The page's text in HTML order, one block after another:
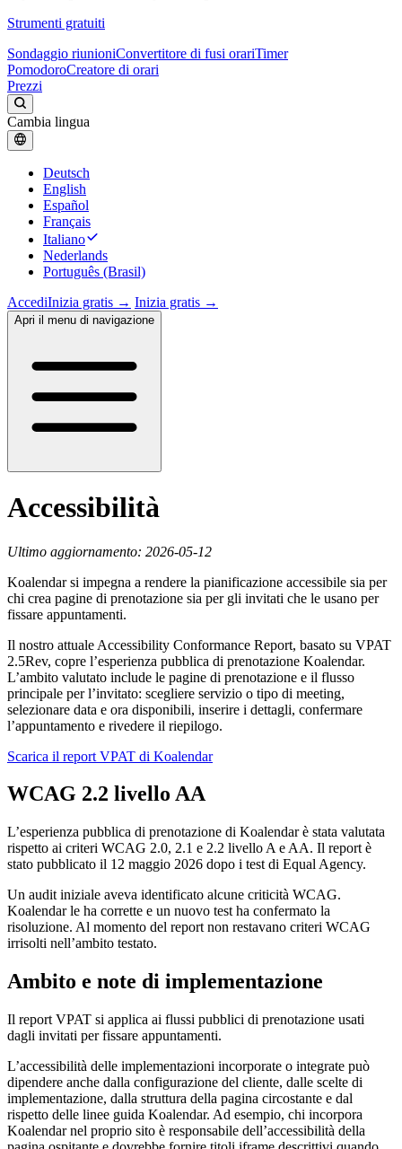
Strumenti gratuiti
Sondaggio riunioniConvertitore di fusi orariTimer
PomodoroCreatore di orari
Prezzi
Cambia lingua
Deutsch
English
Español
Français
Italiano
Nederlands
Português (Brasil)
AccediInizia gratis → Inizia gratis →
Apri il menu di navigazione
Accessibilità
Ultimo aggiornamento: 2026-05-12
Koalendar si impegna a rendere la pianificazione accessibile sia per
chi crea pagine di prenotazione sia per gli invitati che le usano per
fissare appuntamenti.
Il nostro attuale Accessibility Conformance Report, basato su VPAT
2.5Rev, copre l’esperienza pubblica di prenotazione Koalendar.
L’ambito valutato include le pagine di prenotazione e il flusso
principale per l’invitato: scegliere servizio o tipo di meeting,
selezionare data e ora disponibili, inserire i dettagli, confermare
l’appuntamento e rivedere il riepilogo.
Scarica il report VPAT di Koalendar
WCAG 2.2 livello AA
L’esperienza pubblica di prenotazione di Koalendar è stata valutata
rispetto ai criteri WCAG 2.0, 2.1 e 2.2 livello A e AA. Il report è
stato pubblicato il 12 maggio 2026 dopo i test di Equal Agency.
Un audit iniziale aveva identificato alcune criticità WCAG.
Koalendar le ha corrette e un nuovo test ha confermato la
risoluzione. Al momento del report non restavano criteri WCAG
irrisolti nell’ambito testato.
Ambito e note di implementazione
Il report VPAT si applica ai flussi pubblici di prenotazione usati
dagli invitati per fissare appuntamenti.
L’accessibilità delle implementazioni incorporate o integrate può
dipendere anche dalla configurazione del cliente, dalle scelte di
implementazione, dalla struttura della pagina circostante e dal
rispetto delle linee guida Koalendar. Ad esempio, chi incorpora
Koalendar nel proprio sito è responsabile dell’accessibilità della